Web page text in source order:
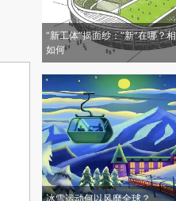
“新工体”揭面纱：“新”在哪？
如何
冰雪运动何以风靡全球？